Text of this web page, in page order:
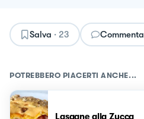
Salva · 23 Commenta
POTREBBERO PIACERTI ANCHE...
Lasagne alla Zucca